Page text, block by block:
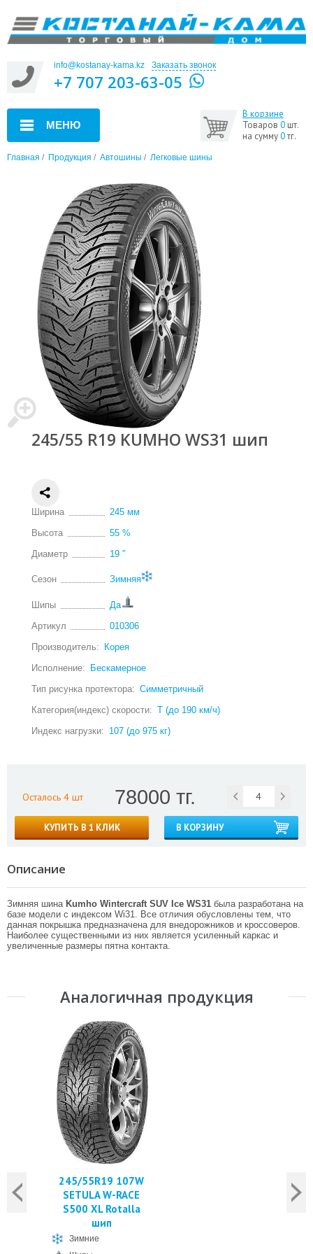
info@kostanay-kama.kz Заказать звонок
+7 707 203-63-05
МЕНЮ
В корзине
Товаров 0 шт.
на сумму0тг.
Главная / Продукция / Автошины / Легковые шины
245/55 R19 KUMHO WS31 шип
Ширина
245 мм
Высота
55 %
Диаметр
19 ″
Сезон Зимняя
Шипы
Да
Артикул
010306
Производитель:
Корея
Исполнение:
Бескамерное
Тип рисунка протектора: Симметричный
Категория(индекс) скорости: T (до 190 км/ч)
Индекс нагрузки: 107 (до 975 кг)
Осталось 4 шт 78000 тг.
КУПИТЬ В 1 КЛИК В КОРЗИНУ
Описание
Зимняя шина Kumho Wintercraft SUV Ice WS31 была разработана на
базе модели с индексом Wi31. Все отличия обусловлены тем, что
данная покрышка предназначена для внедорожников и кроссоверов.
Наиболее существенными из них является усиленный каркас и
увеличенные размеры пятна контакта.
Аналогичная продукция
245/55R19 107W
SETULA W-RACE
S500 XL Rotalla
шип
Зимние